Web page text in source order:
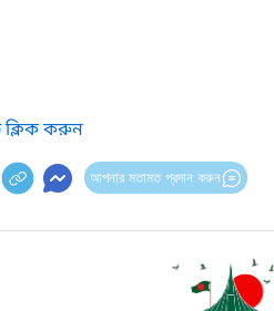
ক্লিক করুন
আপনার মতামত প্রদান করুন